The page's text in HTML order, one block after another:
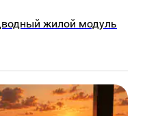
жилой модуль